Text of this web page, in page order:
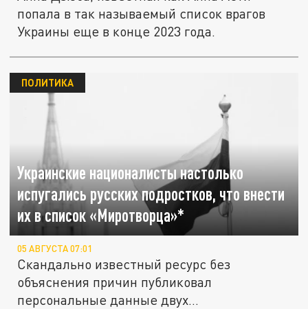
попала в так называемый список врагов
Украины еще в конце 2023 года.
Украинские националисты настолько
испугались русских подростков, что внести
их в список «Миротворца»*
ПОЛИТИКА
05 АВГУСТА 07:01
Скандально известный ресурс без
объяснения причин публиковал
персональные данные двух